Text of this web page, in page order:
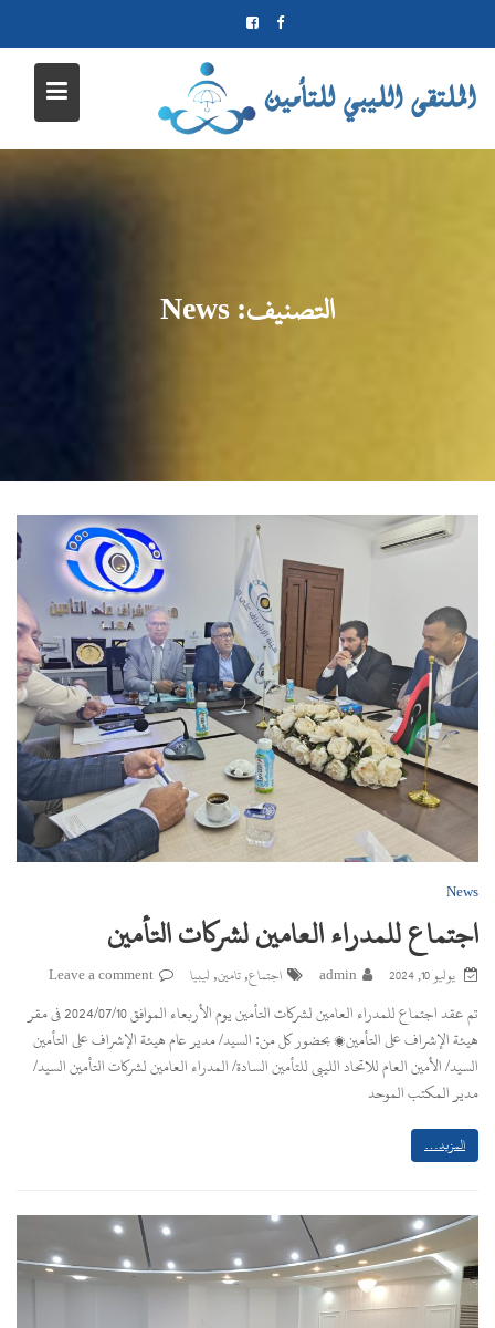
التصنيف:News
News
اجتماع للمدراء العامين لشركات التأمين
يوليو 10, 2024 admin اجتماع,تامين,ليبيا Leave a comment
تم عقد اجتماع للمدراء العامين لشركات التأمين يوم الأربعاء الموافق 2024/07/10 في مقر
هيئة الإشراف على التأمين، بحضور كل من: السيد/ مدير عام هيئة الإشراف على التأمين
السيد/ الأمين العام للاتحاد الليبي للتأمين السادة/ المدراء العامين لشركات التأمين السيد/
مدير المكتب الموحد
المزيد…